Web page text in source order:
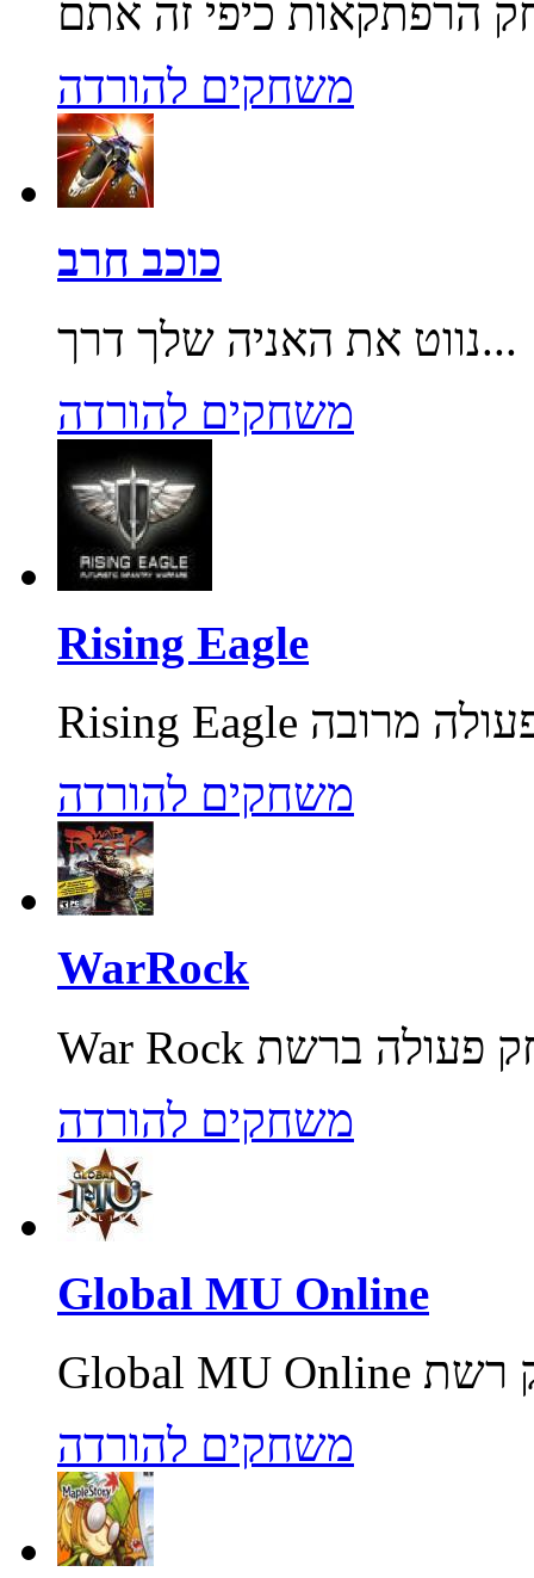
משחקים להורדה
כוכב חרב
נווט את האניה שלך דרך...
משחקים להורדה
Rising Eagle
משחקים להורדה
WarRock
משחקים להורדה
Global MU Online
משחקים להורדה